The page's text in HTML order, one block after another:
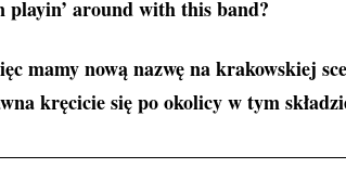
playin’ around with this band?
mamy nową nazwę na krakowskiej
kręcicie się po okolicy w tym